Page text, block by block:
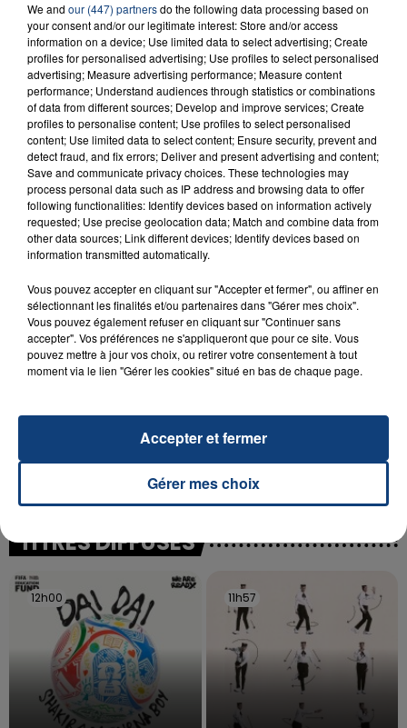
FIL D'ACTU
23 juillet 2026
INCENDIE MORTEL À LENS : UNE FEMME ET
SON BÉBÉ ENTRE LA VIE ET LA...
Un homme s'est immolé par le feu après avoir
d'un liquide inflammable.
20 juillet 2026
UNE ADOLESCENTE DEVANT SE FAIRE
OPÉRER DE LA CHEVILLE RESSORT DE LA...
La famille a porté plainte contre la clinique qui a
reconnu sa responsabilité et présenté ses
TITRES DIFFUSÉS
12h00
12h00 11h57
11h57
We and our (447) partnersdo the following data processing based on
your consent and/or our legitimate interest: Store and/or access
information on a device; Use limited data to select advertising; Create
profiles for personalised advertising; Use profiles to select personalised
advertising; Measure advertising performance; Measure content
performance; Understand audiences through statistics or combinations
of data from different sources; Develop and improve services; Create
profiles to personalise content; Use profiles to select personalised
content; Use limited data to select content; Ensure security, prevent and
detect fraud, and fix errors; Deliver and present advertising and content;
Save and communicate privacy choices. These technologies may
process personal data such as IP address and browsing data to offer
following functionalities: Identify devices based on information actively
requested; Use precise geolocation data; Match and combine data from
other data sources; Link different devices; Identify devices based on
information transmitted automatically.
Vous pouvez accepter en cliquant sur "Accepter et fermer", ou affiner en
sélectionnant les finalités et/ou partenaires dans "Gérer mes choix".
Vous pouvez également refuser en cliquant sur "Continuer sans
accepter". Vos préférences ne s'appliqueront que pour ce site. Vous
pouvez mettre à jour vos choix, ou retirer votre consentement à tout
moment via le lien "Gérer les cookies" situé en bas de chaque page.
Gérer mes choix
Accepter et fermer